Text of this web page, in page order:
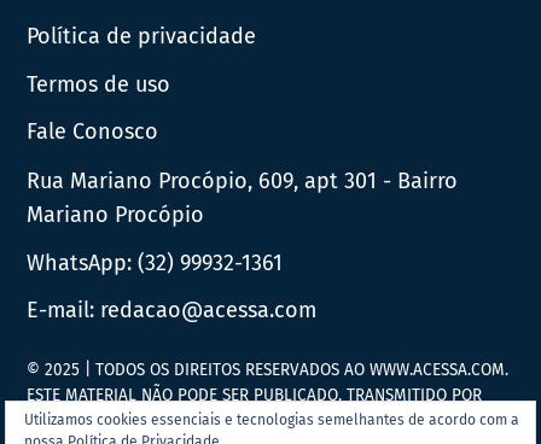
Política de privacidade
Termos de uso
Fale Conosco
Rua Mariano Procópio, 609, apt 301 - Bairro
Mariano Procópio
WhatsApp:(32) 99932-1361
E-mail: redacao@acessa.com
Utilizamos cookies essenciais e tecnologias semelhantes de acordo com a
© 2025 | TODOS OS DIREITOS RESERVADOS AO WWW.ACESSA.COM.
ESTE MATERIAL NÃO PODE SER PUBLICADO, TRANSMITIDO POR
BROADCAST, REESCRITO OU REDISTRIBUÍDO SEM PRÉVIA